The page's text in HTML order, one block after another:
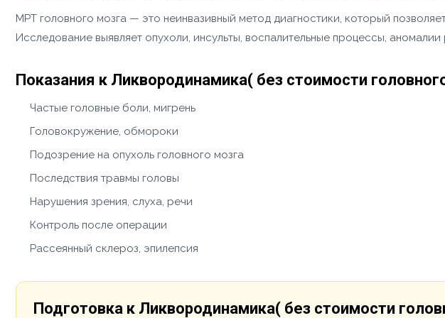
МРТ головного мозга — это неинвазивный метод диагностики, который
Исследование выявляет опухоли, инсульты, воспалительные процессы,
Показания к Ликвородинамика( без стоимости
Частые головные боли, мигрень
Головокружение, обмороки
Подозрение на опухоль головного мозга
Последствия травмы головы
Нарушения зрения, слуха, речи
Контроль после операции
Рассеянный склероз, эпилепсия
Подготовка к Ликвородинамика( без стоимости